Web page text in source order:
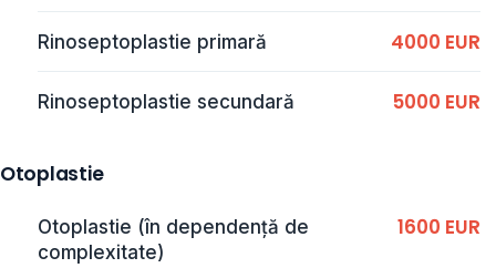
Rinoseptoplastie primară 4000 EUR
Rinoseptoplastie secundară 5000 EUR
Otoplastie
Otoplastie (în dependență de
complexitate)
1600 EUR